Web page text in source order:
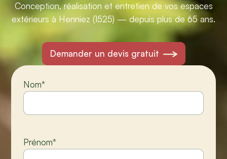
Conception, réalisation et entretien de vos espaces
extérieurs à Henniez (1525) — depuis plus de 65 ans.
Demander un devis gratuit
Nom*
Prénom*